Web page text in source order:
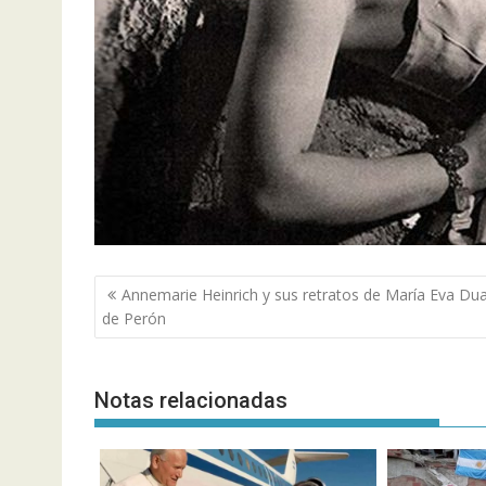
Navegación
de
entradas
Annemarie Heinrich y sus retratos de María Eva
de Perón
Notas relacionadas